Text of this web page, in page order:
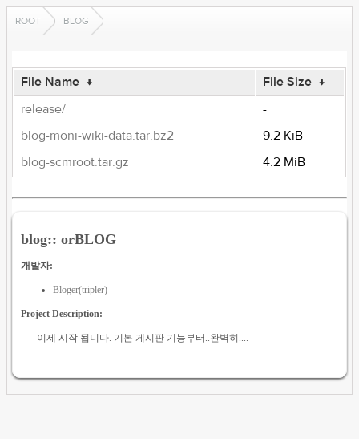
ROOT BLOG
File Name ↓ File Size ↓
release/
-
blog-moni-wiki-data.tar.bz2
9.2 KiB
blog-scmroot.tar.gz
4.2 MiB
blog:: orBLOG
개발자:
Bloger(tripler)
Project Description:
이제 시작 됩니다. 기본 게시판 기능부터..완벽히....